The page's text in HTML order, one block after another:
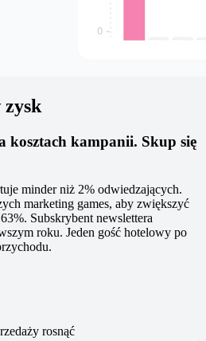
zysk
kosztach kampanii. Skup się
minder niż 2% odwiedzających.
marketing games, aby zwiększyć
Subskrybent newslettera
roku. Jeden gość hotelowy po
rosnąć